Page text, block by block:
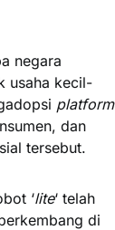
negara
usaha kecil-
platform
dan
tersebut.
‘lite‘ telah
di